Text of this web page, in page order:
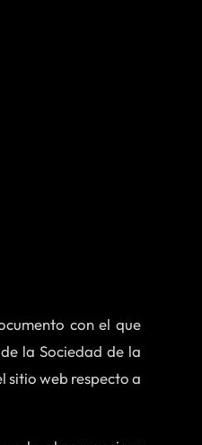
con el que
la Sociedad de la
sitio web respecto a